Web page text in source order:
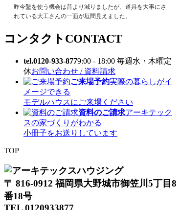
昨今鑿を使う機会は昔より減りましたが、道具を大事にさ
れている大工さんの一面が垣間見えました。
コンタクト CONTACT
tel.0120-933-8779:00 - 18:00 毎週水・木曜定
休お問い合わせ / 資料請求
ご来場予約実際の暮らしがイ
メージできる
モデルハウスにご来場ください
資料のご請求アーキテック
スの家づくりがわかる
小冊子をお送りしています
TOP
〒 816-0912 福岡県大野城市御笠川5丁目8
番18号
TEL 0120933877